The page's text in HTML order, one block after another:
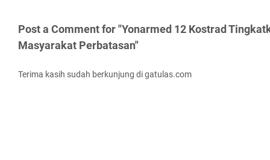
Post a Comment for "Yonarmed 12 Kostrad
Masyarakat Perbatasan"
Terima kasih sudah berkunjung di gatulas.com